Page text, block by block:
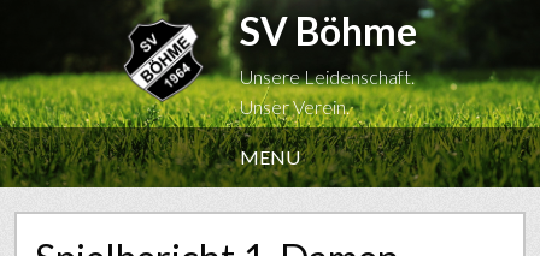
SV Böhme
Unsere Leidenschaft.
Unser Verein.
MENU